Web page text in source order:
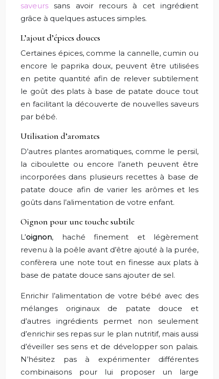
saveurs sans avoir recours à cet ingrédient
grâce à quelques astuces simples.
L’ajout d’épices douces
Certaines épices, comme la cannelle, cumin ou
encore le paprika doux, peuvent être utilisées
en petite quantité afin de relever subtilement
le goût des plats à base de patate douce tout
en facilitant la découverte de nouvelles saveurs
par bébé.
Utilisation d’aromates
D’autres plantes aromatiques, comme le persil,
la ciboulette ou encore l’aneth peuvent être
incorporées dans plusieurs recettes à base de
patate douce afin de varier les arômes et les
goûts dans l’alimentation de votre enfant.
Oignon pour une touche subtile
L’oignon, haché finement et légèrement
revenu à la poêle avant d’être ajouté à la purée,
confèrera une note tout en finesse aux plats à
base de patate douce sans ajouter de sel.
Enrichir l’alimentation de votre bébé avec des
mélanges originaux de patate douce et
d’autres ingrédients permet non seulement
d’enrichir ses repas sur le plan nutritif, mais aussi
d’éveiller ses sens et de développer son palais.
N’hésitez pas à expérimenter différentes
combinaisons pour lui proposer un large